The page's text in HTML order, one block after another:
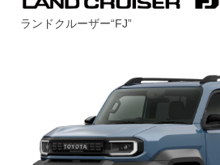
ランドクルーザー“FJ”